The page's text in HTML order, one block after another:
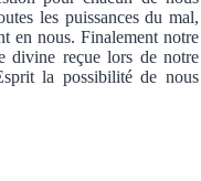
les puissances du mal,
en nous. Finalement notre
divine reçue lors de notre
la possibilité de nous